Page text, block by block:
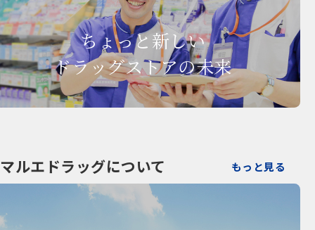
ちょっと新しい
ドラッグストアの未来
マルエドラッグについて もっと見る